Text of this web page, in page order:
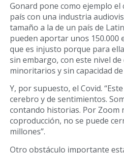
Gonard pone como ejemplo el
país con una industria
tamaño a la de un país de
pueden aportar unos 150.000
que es injusto porque para
sin embargo, con este nivel de
minoritarios y sin capacidad
Y, por supuesto, el Covid.
cerebro y de sentimientos.
contando historias. Por Zoom
coproducción, no se puede
millones”.
Otro obstáculo importante